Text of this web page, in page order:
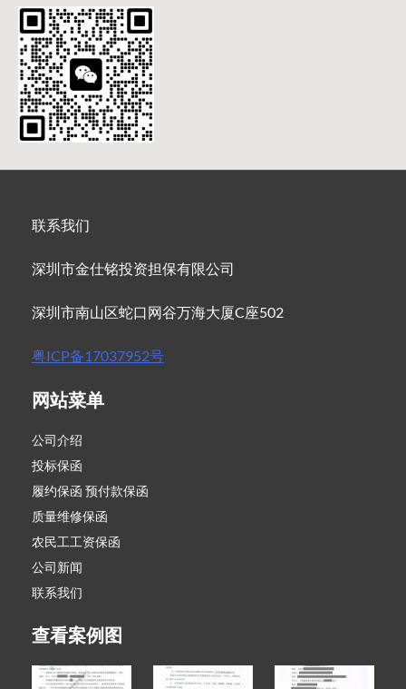
联系我们
深圳市金仕铭投资担保有限公司
深圳市南山区蛇口网谷万海大厦C座502
粤ICP备17037952号
网站菜单
公司介绍
投标保函
履约保函 预付款保函
质量维修保函
农民工工资保函
公司新闻
联系我们
查看案例图